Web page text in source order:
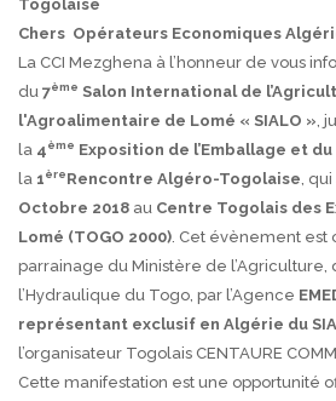
Togolaise
Chers Opérateurs Economiques
La CCI Mezghena à l’honneur de vous
du 7ème Salon International de
l'Agroalimentaire de Lomé « SIALO »,
la 4ème Exposition de l’Emballage et
la 1èreRencontre Algéro-Togolaise,
Octobre 2018 au Centre Togolais des
Lomé (TOGO 2000). Cet évènement est
parrainage du Ministère de l’Agriculture,
l’Hydraulique du Togo, par l’Agence
représentant exclusif en Algérie du
l’organisateur Togolais CENTAURE
Cette manifestation est une opportunité